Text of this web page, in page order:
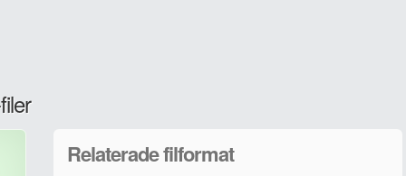
Relaterade filformat